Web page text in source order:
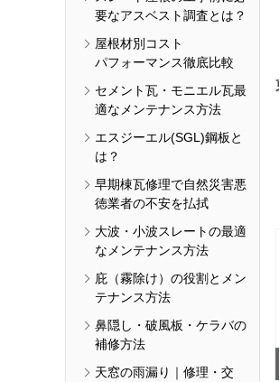
要なアスベスト調査とは？
屋根材別コスト
パフォーマンス徹底比較
セメント瓦・モニエル瓦最
適なメンテナンス方法
エスジーエル(SGL)鋼板と
は？
早期棟瓦修理で自然災害悪
徳業者の不安を払拭
大波・小波スレートの最適
なメンテナンス方法
庇（霧除け）の役割とメン
テナンス方法
鼻隠し・破風板・ケラバの
補修方法
天窓の雨漏り｜修理・交